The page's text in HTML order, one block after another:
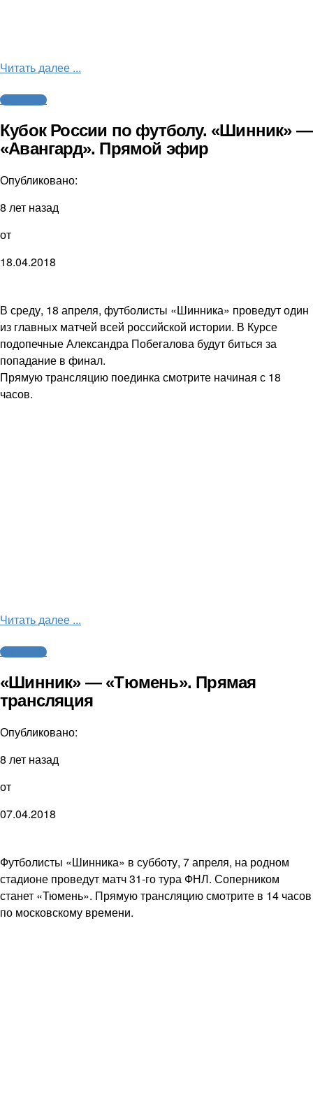
Читать далее ...
Трансляции
Кубок России по футболу. «Шинник» —
«Авангард». Прямой эфир
Опубликовано:
8 лет назад
от
18.04.2018
В среду, 18 апреля, футболисты «Шинника» проведут один
из главных матчей всей российской истории. В Курсе
подопечные Александра Побегалова будут биться за
попадание в финал.
Прямую трансляцию поединка смотрите начиная с 18
часов.
Читать далее ...
Трансляции
«Шинник» — «Тюмень». Прямая
трансляция
Опубликовано:
8 лет назад
от
07.04.2018
Футболисты «Шинника» в субботу, 7 апреля, на родном
стадионе проведут матч 31-го тура ФНЛ. Соперником
станет «Тюмень». Прямую трансляцию смотрите в 14 часов
по московскому времени.